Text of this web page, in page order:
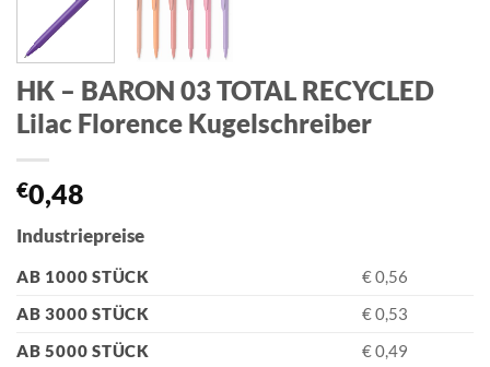
HK – BARON 03 TOTAL RECYCLED
Lilac Florence Kugelschreiber
€0,48
Industriepreise
AB 1000 STÜCK
€ 0,56
AB 3000 STÜCK
€ 0,53
AB 5000 STÜCK
€ 0,49